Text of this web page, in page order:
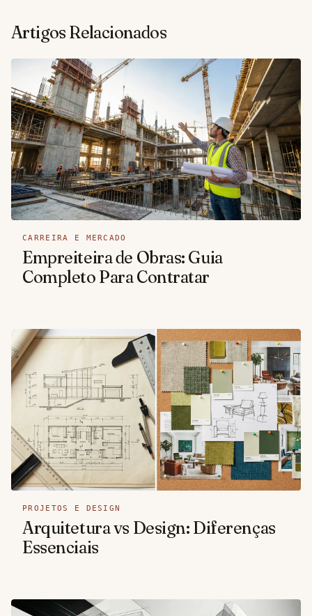
Artigos Relacionados
CARREIRA E MERCADO
Empreiteira de Obras: Guia
Completo Para Contratar
PROJETOS E DESIGN
Arquitetura vs Design: Diferenças
Essenciais